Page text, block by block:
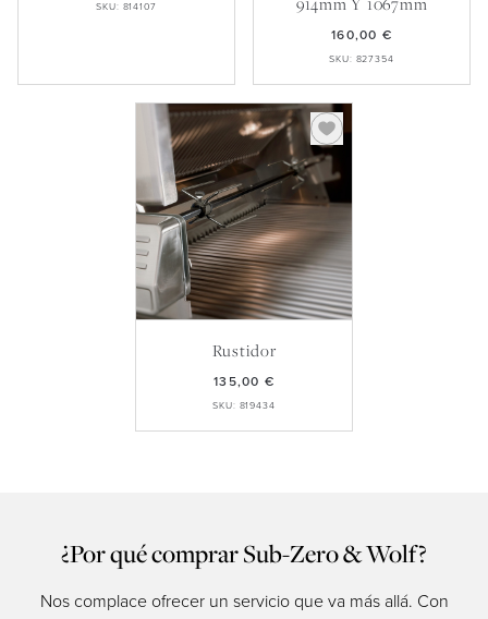
SKU: 814107
160,00 €
SKU: 827354
Rustidor
135,00 €
SKU: 819434
¿Por qué comprar Sub-Zero & Wolf?
Nos complace ofrecer un servicio que va más allá. Con